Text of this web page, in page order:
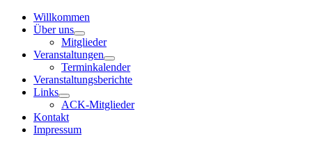
Willkommen
Über uns
Mitglieder
Veranstaltungen
Terminkalender
Veranstaltungsberichte
Links
ACK-Mitglieder
Kontakt
Impressum